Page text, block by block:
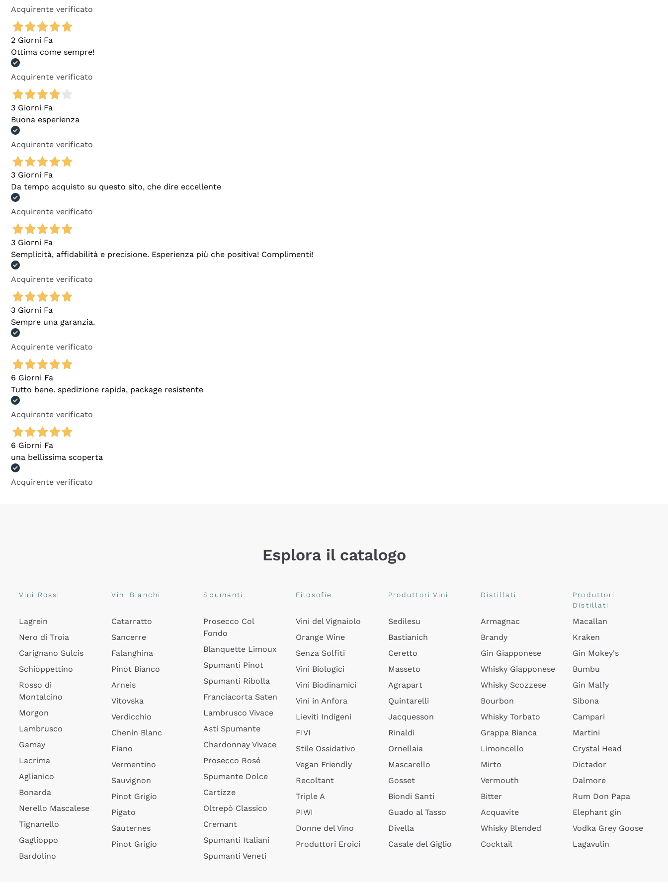
Acquirente verificato
2 Giorni Fa
Ottima come sempre!
Acquirente verificato
3 Giorni Fa
Buona esperienza
Acquirente verificato
3 Giorni Fa
Da tempo acquisto su questo sito, che dire eccellente
Acquirente verificato
3 Giorni Fa
Semplicità, affidabilità e precisione. Esperienza più che positiva! Complimenti!
Acquirente verificato
3 Giorni Fa
Sempre una garanzia.
Acquirente verificato
6 Giorni Fa
Tutto bene. spedizione rapida, package resistente
Acquirente verificato
6 Giorni Fa
una bellissima scoperta
Acquirente verificato
Esplora il catalogo
Vini Rossi
Lagrein
Nero di Troia
Carignano Sulcis
Schioppettino
Rosso di
Montalcino
Morgon
Lambrusco
Gamay
Lacrima
Aglianico
Bonarda
Nerello Mascalese
Tignanello
Gaglioppo
Bardolino
Vini Bianchi
Catarratto
Sancerre
Falanghina
Pinot Bianco
Arneis
Vitovska
Verdicchio
Chenin Blanc
Fiano
Vermentino
Sauvignon
Pinot Grigio
Pigato
Sauternes
Pinot Grigio
Spumanti
Prosecco Col
Fondo
Blanquette Limoux
Spumanti Pinot
Spumanti Ribolla
Franciacorta Saten
Lambrusco Vivace
Asti Spumante
Chardonnay Vivace
Prosecco Rosé
Spumante Dolce
Cartizze
Oltrepò Classico
Cremant
Spumanti Italiani
Spumanti Veneti
Filosofie
Vini del Vignaiolo
Orange Wine
Senza Solfiti
Vini Biologici
Vini Biodinamici
Vini in Anfora
Lieviti Indigeni
FIVI
Stile Ossidativo
Vegan Friendly
Recoltant
Triple A
PIWI
Donne del Vino
Produttori Eroici
Produttori Vini
Sedilesu
Bastianich
Ceretto
Masseto
Agrapart
Quintarelli
Jacquesson
Rinaldi
Ornellaia
Mascarello
Gosset
Biondi Santi
Guado al Tasso
Divella
Casale del Giglio
Distillati
Armagnac
Brandy
Gin Giapponese
Whisky Giapponese
Whisky Scozzese
Bourbon
Whisky Torbato
Grappa Bianca
Limoncello
Mirto
Vermouth
Bitter
Acquavite
Whisky Blended
Cocktail
Produttori
Distillati
Macallan
Kraken
Gin Mokey's
Bumbu
Gin Malfy
Sibona
Campari
Martini
Crystal Head
Dictador
Dalmore
Rum Don Papa
Elephant gin
Vodka Grey Goose
Lagavulin